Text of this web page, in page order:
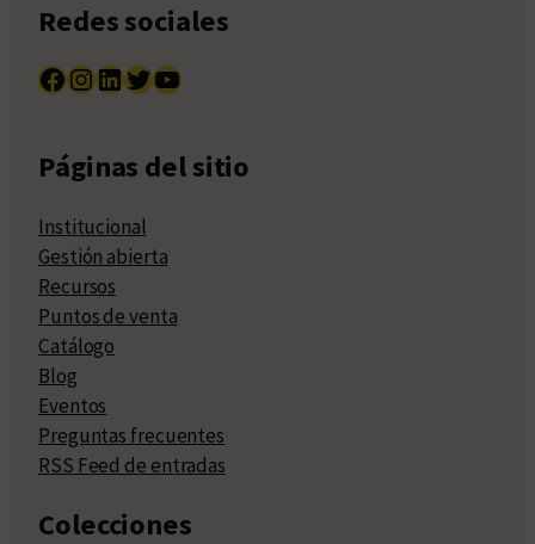
Redes sociales
Facebook InstagramLinkedIn Twitter YouTube
Páginas del sitio
Institucional
Gestión abierta
Recursos
Puntos de venta
Catálogo
Blog
Eventos
Preguntas frecuentes
RSS Feed de entradas
Colecciones